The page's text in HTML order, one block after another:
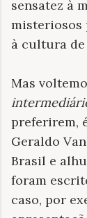
sensatez à
misteriosos
à cultura de
Mas
preferirem,
Geraldo
Brasil e
foram
caso, por